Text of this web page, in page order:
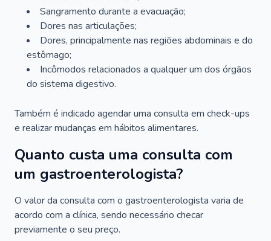
Sangramento durante a evacuação;
Dores nas articulações;
Dores, principalmente nas regiões abdominais e do
estômago;
Incômodos relacionados a qualquer um dos órgãos
do sistema digestivo.
Também é indicado agendar uma consulta em check-ups
e realizar mudanças em hábitos alimentares.
Quanto custa uma consulta com
um gastroenterologista?
O valor da consulta com o gastroenterologista varia de
acordo com a clínica, sendo necessário checar
previamente o seu preço.